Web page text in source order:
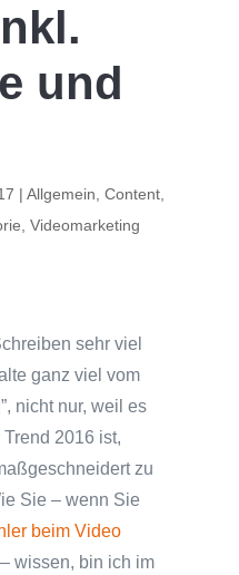
und
| Allgemein Content,
Videomarketing
sehr viel
ganz viel vom
nicht nur, weil es
2016 ist,
zu
Sie – wenn Sie
beim Video
wissen, bin ich im